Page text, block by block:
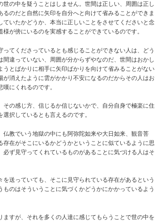
世の中を疑うことはしません。世間は正しい、周囲は正し
るのだと自然に矢印を自分へと向けて省みることができま
ていたかどうか、本当に正しいことをさせてくださいと念
様が傍にいるのを実感することができているのです。
ってくださっているとも感じることができない人は、どう
間違っていない、周囲が分からずやなのだ、世間はおかし
うとばかりに相手に矢印ばかりを向けて省みることがない
が消えたように雲がかかり不安になるのだからその人はお
にくれるのです。
その感じ方、信じるか信じないかで、自分自身で極楽に住
択しているとも言えるのです。
仏教でいう地獄の中にも阿弥陀如来や大日如来、観音菩
存在がそこにいるかどうかということに似ているように思
必ず見守ってくれているものがあることに気づける人はそ
を送っていても、そこに見守られている存在があるという
ものはそういうことに気づくかどうかにかかっているよう
ますが、それを多くの人達に感じてもらうことで世の中を